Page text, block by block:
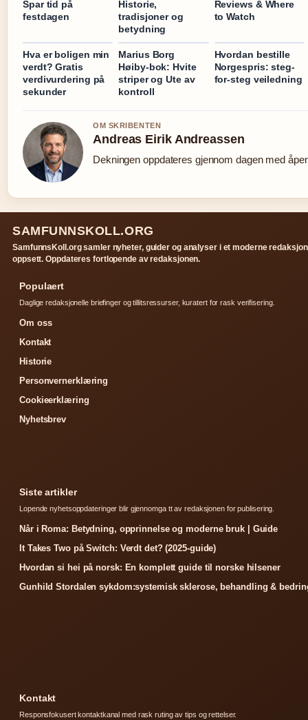
Spar tid på
festdagen
Historie,
tradisjoner og
betydning
Reviews & Where
to Watch
Hva er boligen min
verdt? Gratis
verdivurdering på
sekunder
Marius Borg
Høiby-bok: Hvite
striper og Ute av
kontroll
Hvordan bestille
Norgespris: steg-
for-steg veiledning
OM SKRIBENTEN
Andreas Eirik Andreassen
Dekningen oppdateres gjennom dagen med
SAMFUNNSKOLL.ORG
SamfunnsKoll.org samler nyheter, guider og analyser i et moderne
oppsett. Oppdateres fortlopende av redaksjonen.
Populaert
Daglige redaksjonelle briefinger og tillitsressurser, kuratert for rask verifisering.
Om oss
Kontakt
Historie
Personvernerklæring
Cookieerklæring
Nyhetsbrev
Siste artikler
Lopende nyhetsoppdateringer blir gjennomga tt av redaksjonen for publisering.
Når i Roma: Betydning, opprinnelse og moderne bruk | Guide
It Takes Two på Switch: Verdt det? (2025-guide)
Hvordan si hei på norsk: En komplett guide til norske hilsener
Gunhild Stordalen sykdom:systemisk sklerose, behandling &
Kontakt
Responsfokusert kontaktkanal med rask ruting av tips og rettelser.